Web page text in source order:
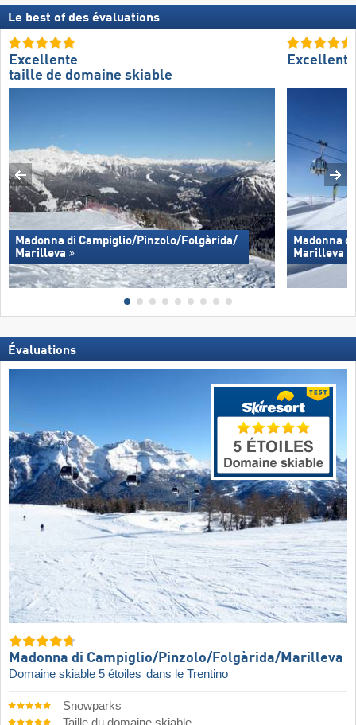
Le best of des évaluations
Excellente
taille de domaine skiable
Madonna di Campiglio/​Pinzolo/​Folgàrida/​
Marilleva
Excellent
Madonna
Marilleva
Évaluations
Madonna di Campiglio/​Pinzolo/​Folgàrida/​Marilleva
Domaine skiable 5 étoiles dans le Trentino
Snowparks
Taille du domaine skiable